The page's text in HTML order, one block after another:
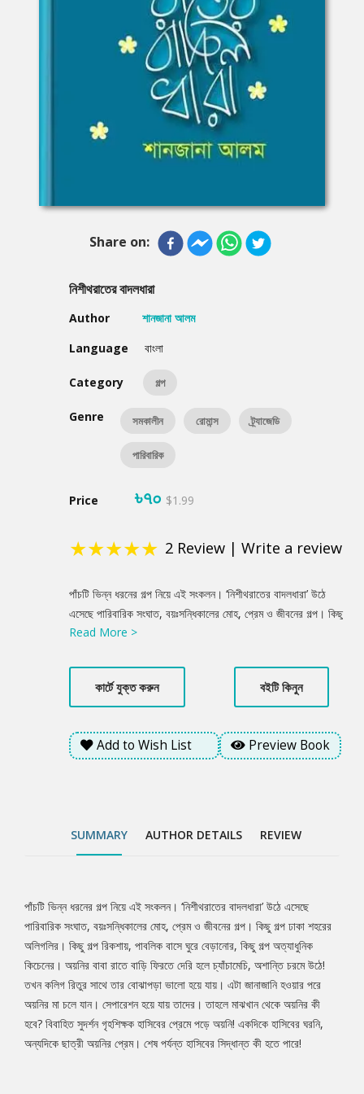
Share on:
নিশীথরাতের বাদলধারা
Author
শানজানা আলম
Language
বাংলা
Category গল্প
Genre সমকালীন রোমান্স ট্র্যাজেডি
পারিবারিক
Price ৳৭০ $1.99
★★★★★ 2 Review | Write a review
Product
Summery
পাঁচটি ভিন্ন ধরনের গল্প নিয়ে এই সংকলন। ‘নিশীথরাতের বাদলধারা’ উঠে
এসেছে পারিবারিক সংঘাত, বয়ঃসন্ধিকালের মোহ, প্রেম ও জীবনের গল্প। কিছু
গল্প ঢাকা শহরের অলিগলির। কিছু গল্প রিকশায়, পাবলিক বাসে ঘুরে বেড়ানোর,
চ্যাঁচামেচি, অশান্তি চরমে উঠে! তখন কলিগ রিতুর সাথে তার বোঝাপড়া ভালো
হয়ে যায়। এটা জানাজানি হওয়ার পরে অয়নির মা চলে যান। সেপারেশন হয়ে যায়
তাদের। তাহলে মাঝখান থেকে অয়নির কী হবে? বিবাহিত সুদর্শন গৃহশিক্ষক
হাসিবের প্রেমে পড়ে অয়নি! একদিকে হাসিবের ঘরনি, অন্যদিকে ছাত্রী অয়নির
প্রেম। শেষ পর্যন্ত হাসিবের সিদ্ধান্ত কী হতে পারে!
Read More >
কার্টে যুক্ত করুন বইটি কিনুন
Add to Wish List Preview Book
SUMMARY AUTHOR DETAILS REVIEW
Tab
Article
পাঁচটি ভিন্ন ধরনের গল্প নিয়ে এই সংকলন। ‘নিশীথরাতের বাদলধারা’ উঠে এসেছে
পারিবারিক সংঘাত, বয়ঃসন্ধিকালের মোহ, প্রেম ও জীবনের গল্প। কিছু গল্প ঢাকা শহরের
অলিগলির। কিছু গল্প রিকশায়, পাবলিক বাসে ঘুরে বেড়ানোর, কিছু গল্প অত্যাধুনিক
কিচেনের। অয়নির বাবা রাতে বাড়ি ফিরতে দেরি হলে চ্যাঁচামেচি, অশান্তি চরমে উঠে!
তখন কলিগ রিতুর সাথে তার বোঝাপড়া ভালো হয়ে যায়। এটা জানাজানি হওয়ার পরে
অয়নির মা চলে যান। সেপারেশন হয়ে যায় তাদের। তাহলে মাঝখান থেকে অয়নির কী
হবে? বিবাহিত সুদর্শন গৃহশিক্ষক হাসিবের প্রেমে পড়ে অয়নি! একদিকে হাসিবের ঘরনি,
অন্যদিকে ছাত্রী অয়নির প্রেম। শেষ পর্যন্ত হাসিবের সিদ্ধান্ত কী হতে পারে!